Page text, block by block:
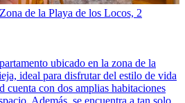
de la Playa de los Locos, 2
ubicado en la zona de la
ideal para disfrutar del estilo de vida
cuenta con dos amplias habitaciones